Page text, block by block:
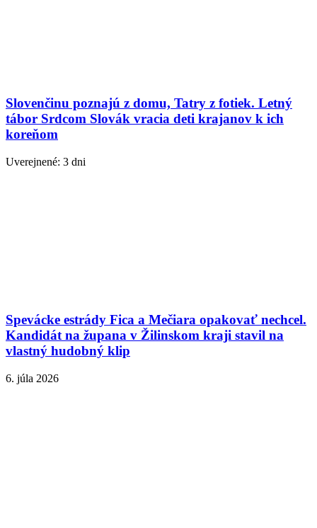
Slovenčinu poznajú z domu, Tatry z fotiek. Letný
tábor Srdcom Slovák vracia deti krajanov k ich
koreňom
Uverejnené: 3 dni
Spevácke estrády Fica a Mečiara opakovať nechcel.
Kandidát na župana v Žilinskom kraji stavil na
vlastný hudobný klip
6. júla 2026